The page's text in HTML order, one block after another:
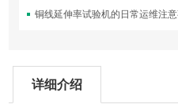
铜线延伸率试验机的日常运维注
详细介绍